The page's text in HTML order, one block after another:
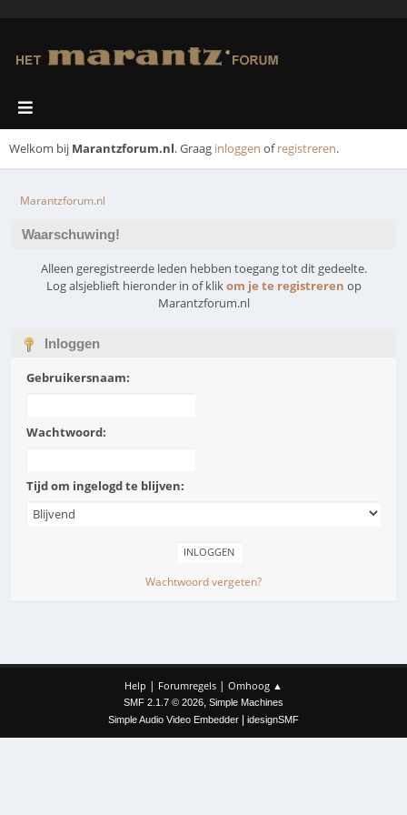
Welkom bij Marantzforum.nl. Graag inloggen ofregistreren.
Marantzforum.nl
Waarschuwing!
Alleen geregistreerde leden hebben toegang tot dit gedeelte.
Log alsjeblieft hieronder in of klikom je te registreren op
Marantzforum.nl
Inloggen
Gebruikersnaam:
Wachtwoord:
Tijd om ingelogd te blijven:
Wachtwoord vergeten?
Help | Forumregels | Omhoog ▲
SMF 2.1.7 © 2026, Simple Machines
Simple Audio Video Embedder
idesignSMF